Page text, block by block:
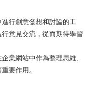
行創意發想和討論的工
意見交流，從而期待學習
業網站中作為整理思維、
要作用。